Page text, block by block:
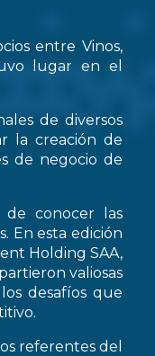
entre Vinos,
lugar en el
de diversos
la creación de
de negocio de
conocer las
En esta edición
Holding SAA,
valiosas
desafíos que
referentes del